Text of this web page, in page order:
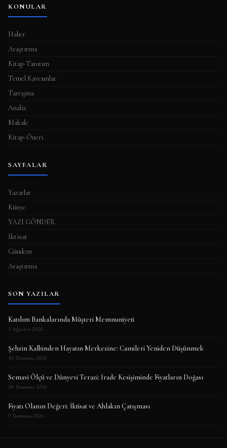
KONULAR
Haber
Araştırma
Kitap-Tanıtım
Temel Kavramlar
Tartışma
Analiz
Makale
Kitap-Öneri
SAYFALAR
Yazarlar
Künye
YAZI GÖNDER
İktisat
Gündem
Araştırma
SON YAZILAR
Katılım Bankalarında Müşteri Memnuniyeti
3 Ağustos 2026
Şehrin Kalbinden Hayatın Merkezine: Camileri Yeniden Düşünmek
30 Temmuz 2026
Semavi Ölçü ve Dünyevi Terazi: İrade Kesişiminde Fiyatların Doğası
30 Temmuz 2026
Fiyatı Olanın Değeri: İktisat ve Ahlakın Çatışması
9 Temmuz 2026